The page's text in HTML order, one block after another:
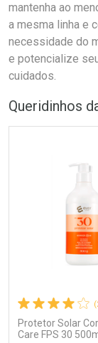
mantenha ao
a mesma linha e
necessidade do
e potencialize
cuidados.
Queridinhos
Protetor Solar
Care FPS 30